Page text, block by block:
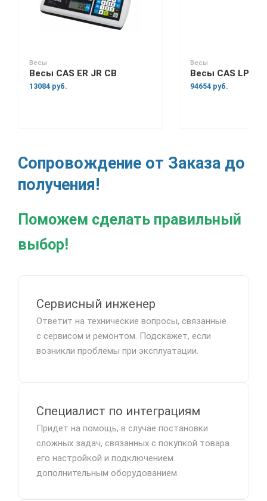
Весы
Весы CAS ER JR CB
13084 руб.
Весы
Весы CAS LP-R
94654 руб.
Сопровождение от Заказа до
получения!
Поможем сделать правильный
выбор!
Сервисный инженер
Ответит на технические вопросы, связанные
с сервисом и ремонтом. Подскажет, если
возникли проблемы при эксплуатации.
Специалист по интеграциям
Придет на помощь, в случае постановки
сложных задач, связанных с покупкой товара
его настройкой и подключением
дополнительным оборудованием.